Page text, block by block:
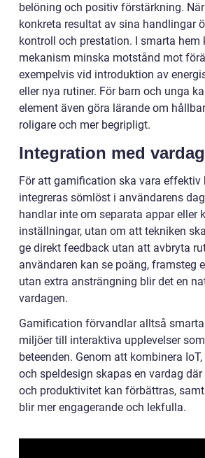
belöning och positiv förstärkning.
konkreta resultat av sina handlingar
kontroll och prestation. I smarta hem
mekanism minska motstånd mot
exempelvis vid introduktion av
eller nya rutiner. För barn och unga
element även göra lärande om
roligare och mer begripligt.
Integration med
För att gamification ska vara effektiv
integreras sömlöst i användarens
handlar inte om separata appar eller
inställningar, utan om att tekniken
ge direkt feedback utan att avbryta
användaren kan se poäng, framsteg
utan extra ansträngning blir det en
vardagen.
Gamification förvandlar alltså
miljöer till interaktiva upplevelser
beteenden. Genom att kombinera
och speldesign skapas en vardag
och produktivitet kan förbättras,
blir mer engagerande och lekfulla.